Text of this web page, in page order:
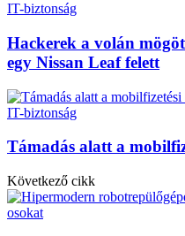
IT-biztonság
Hackerek a volán
egy Nissan Leaf felett
IT-biztonság
Támadás alatt a
Következő cikk